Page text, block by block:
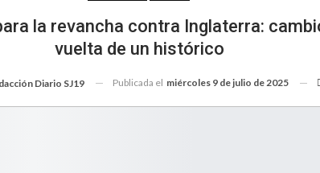
la revancha contra Inglaterra:
vuelta de un histórico
Diario SJ19 Publicada el miércoles 9 de julio de 2025